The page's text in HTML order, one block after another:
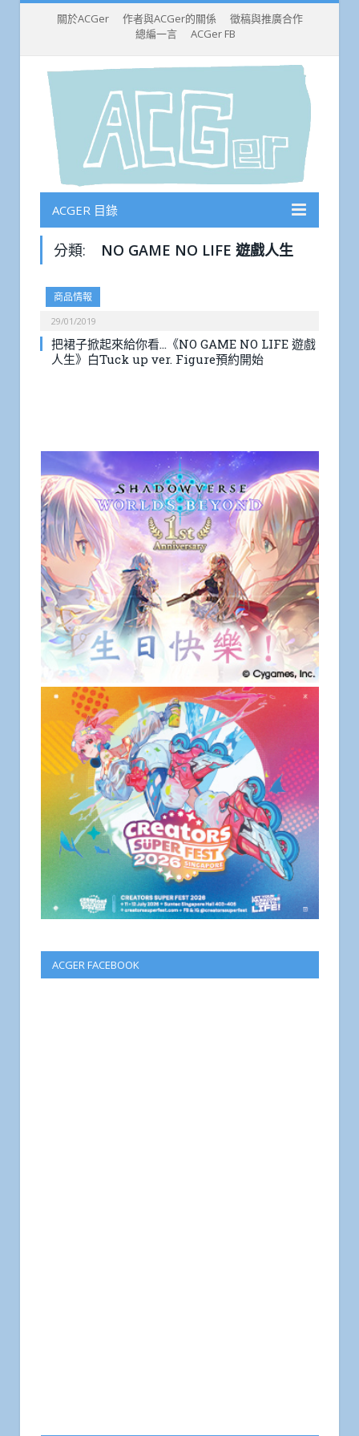
關於ACGer 作者與ACGer的關係
徵稿與推廣合作
總編一言
ACGer FB
ACGER 目錄
分類: NO GAME NO LIFE 遊戲人生
商品情報
29/01/2019
把裙子掀起來給你看…《NO GAME NO LIFE 遊戲
人生》白Tuck up ver. Figure預約開始
ACGER FACEBOOK